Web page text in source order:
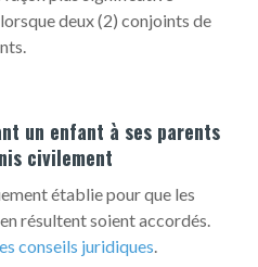
deux (2) conjoints de
un enfant à ses parents
civilement
établie pour que les
résultent soient accordés.
conseils juridiques.